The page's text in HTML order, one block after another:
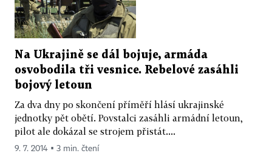
Na Ukrajině se dál bojuje, armáda
osvobodila tři vesnice. Rebelové zasáhli
bojový letoun
Za dva dny po skončení příměří hlásí ukrajinské
jednotky pět obětí. Povstalci zasáhli armádní letoun,
pilot ale dokázal se strojem přistát....
9. 7. 2014 ▪ 3 min. čtení